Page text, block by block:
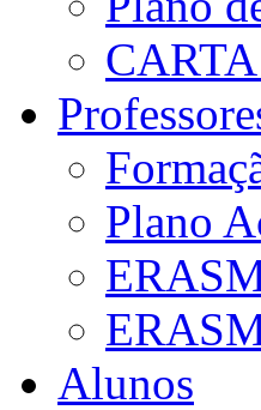
Plano
Alunos